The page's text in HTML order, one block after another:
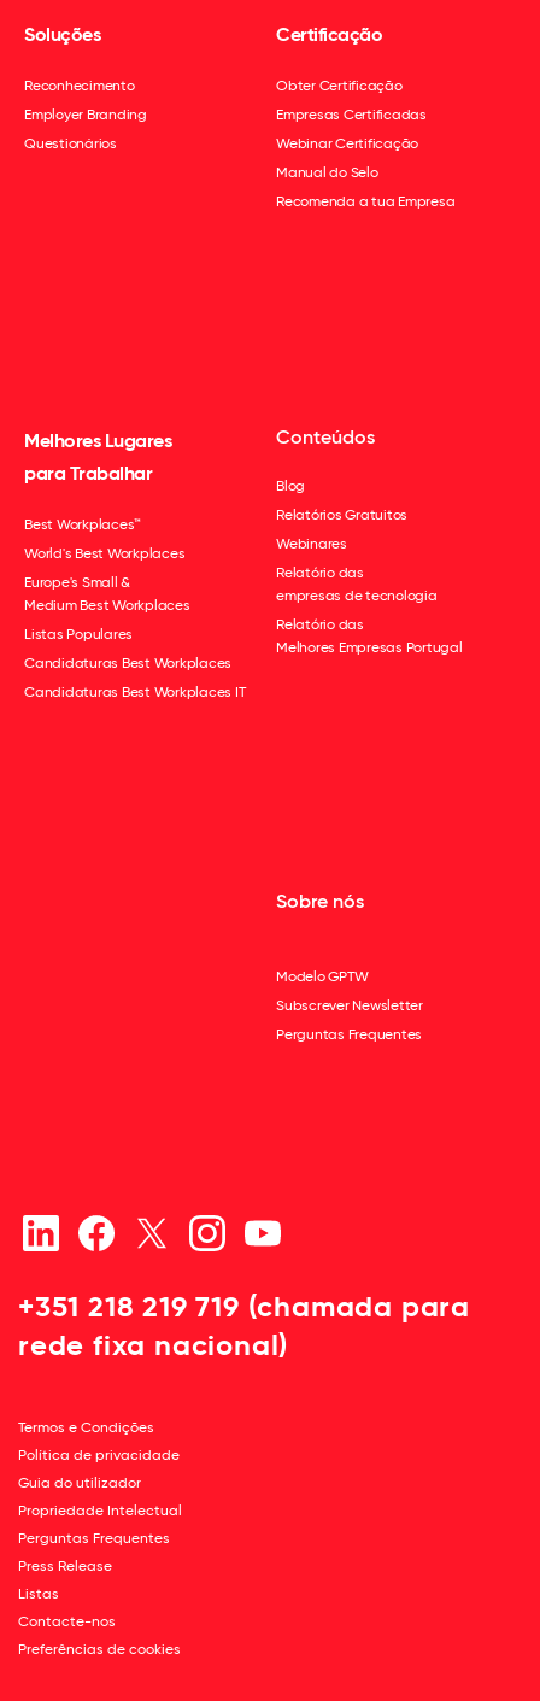
Soluções
Reconhecimento
Employer Branding
Questionários
Certificação
Obter Certificação
Empresas Certificadas
Webinar Certificação
Manual do Selo
Recomenda a tua Empresa
Melhores Lugares
para Trabalhar
Best Workplaces™
World's Best Workplaces
Europe's Small &
Medium Best Workplaces
Listas Populares
Candidaturas Best Workplaces
Candidaturas Best Workplaces IT
Conteúdos
Blog
Relatórios Gratuitos
Webinares
Relatório das
empresas de tecnologia
Relatório das
Melhores Empresas Portugal
Sobre nós
Modelo GPTW
Subscrever Newsletter
Perguntas Frequentes
+351 218 219 719 (chamada para
rede fixa nacional)
Termos e Condições
Política de privacidade
Guia do utilizador
Propriedade Intelectual
Perguntas Frequentes
Press Release
Listas
Contacte-nos
Preferências de cookies